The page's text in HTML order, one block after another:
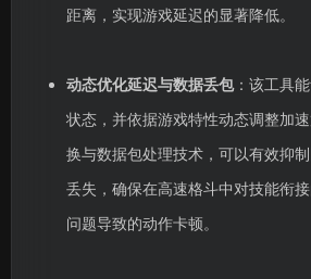
距离，实现游戏延迟的显著降低。
动态优化延迟与数据丢包：该工具
状态，并依据游戏特性动态调整加
换与数据包处理技术，可以有效抑
丢失，确保在高速格斗中对技能衔
问题导致的动作卡顿。